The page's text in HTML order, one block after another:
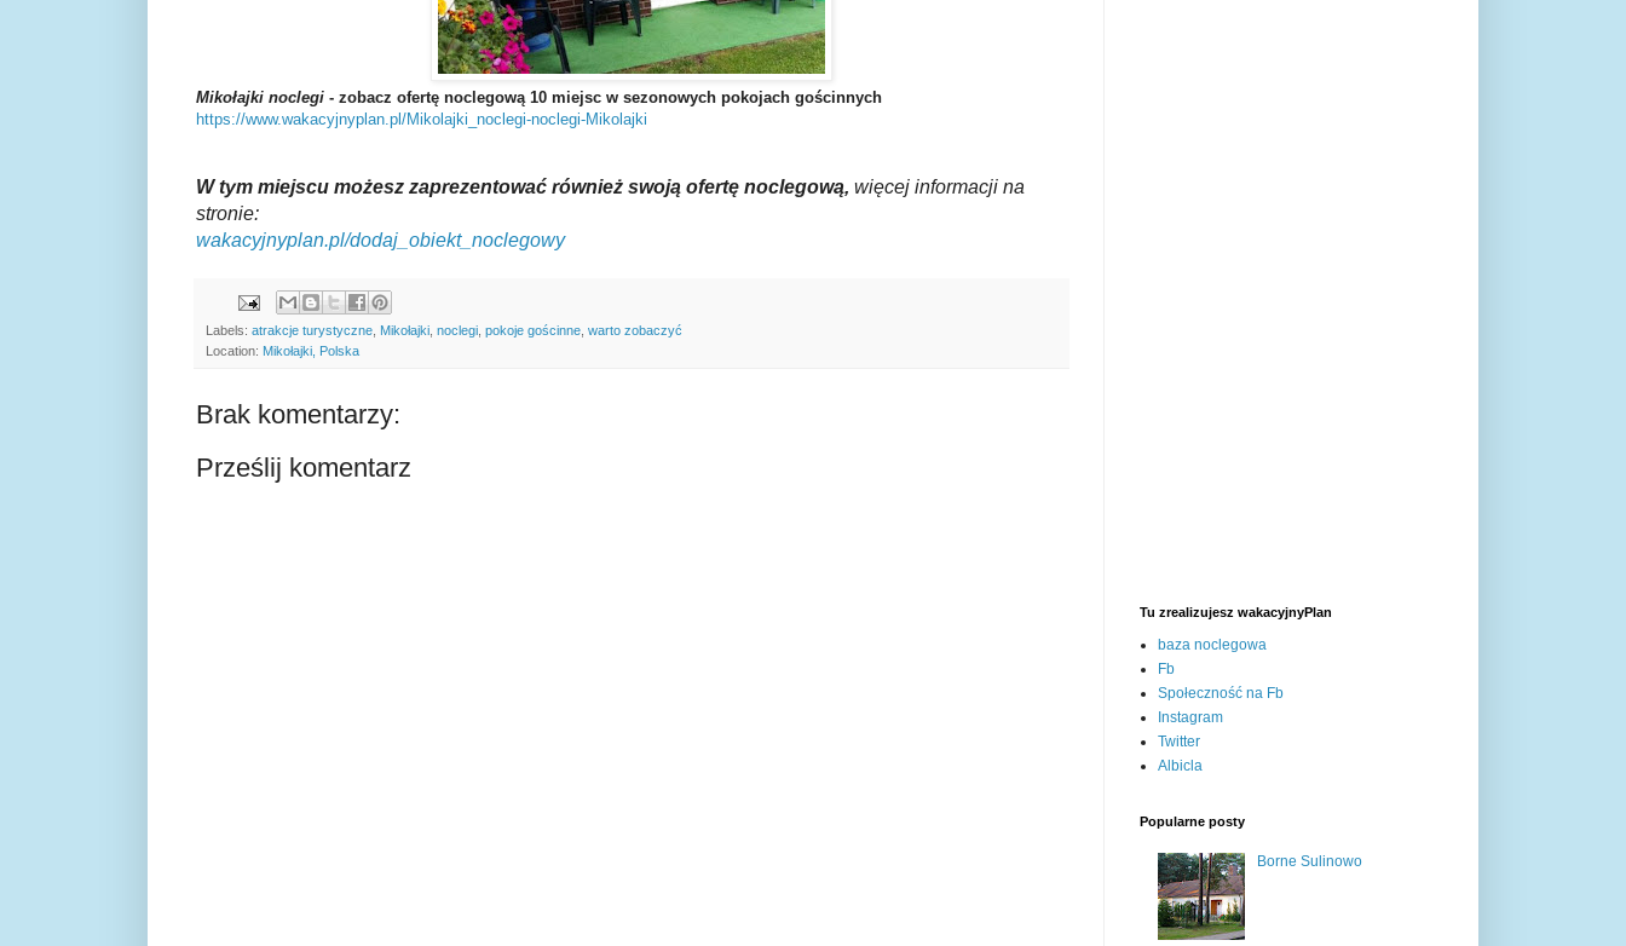
Mikołajki noclegi - zobacz ofertę noclegową 10 miejsc w sezonowych pokojach gościnnych
https://www.wakacyjnyplan.pl/Mikolajki_noclegi-noclegi-Mikolajki
W tym miejscu możesz zaprezentować również swoją ofertę noclegową, więcej informacji na
stronie:
wakacyjnyplan.pl/dodaj_obiekt_noclegowy
Labels: atrakcje turystyczne, Mikołajki, noclegi, pokoje gościnne, warto zobaczyć
Location: Mikołajki, Polska
Brak komentarzy:
Prześlij komentarz
Tu zrealizujesz wakacyjnyPlan
baza noclegowa
Fb
Społeczność na Fb
Instagram
Twitter
Albicla
Popularne posty
Borne Sulinowo